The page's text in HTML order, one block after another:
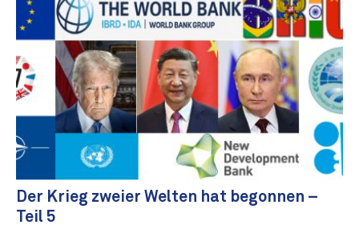
Der Krieg zweier Welten hat begonnen –
Teil 5